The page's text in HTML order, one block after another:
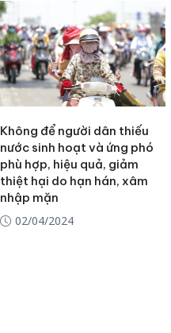
Không để người dân thiếu
nước sinh hoạt và ứng phó
phù hợp, hiệu quả, giảm
thiệt hại do hạn hán, xâm
nhập mặn
02/04/2024